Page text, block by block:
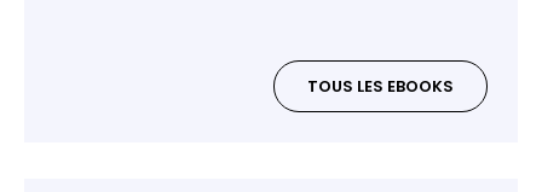
TOUS LES EBOOKS